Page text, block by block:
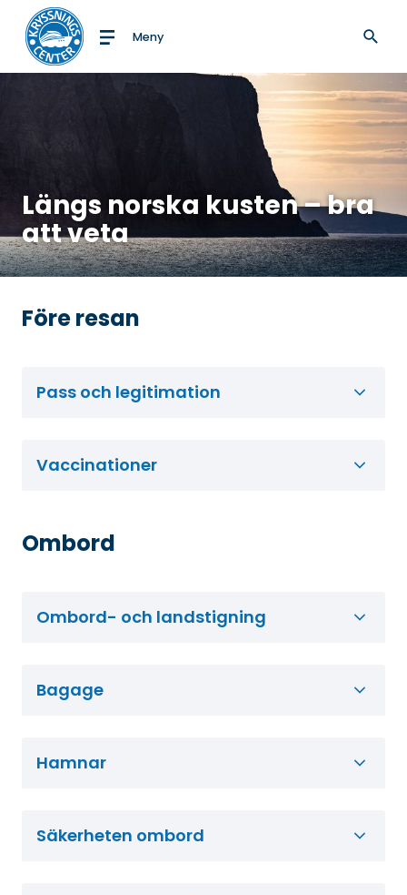
Till startsidan
Meny
Längs norska kusten – bra
att veta
Före resan
Pass och legitimation
Vaccinationer
Ombord
Ombord- och landstigning
Bagage
Hamnar
Säkerheten ombord